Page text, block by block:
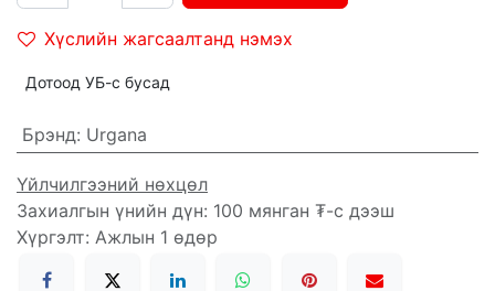
Хүслийн жагсаалтанд нэмэх
Дотоод УБ-с бусад
Брэнд: Urgana
Үйлчилгээний нөхцөл
Захиалгын үнийн дүн: 100 мянган ₮-с дээш
Хүргэлт: Ажлын 1 өдөр